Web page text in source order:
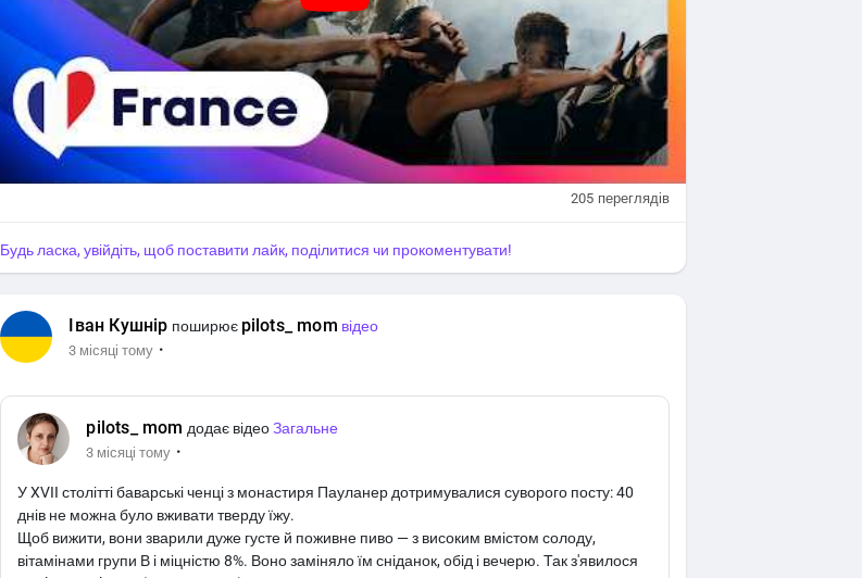
205 переглядів
Будь ласка, увійдіть, щоб поставити лайк, поділитися чи прокоментувати!
Іван Кушнір поширює pilots_ mom відео
3 місяці тому ·
pilots_ mom додає відеоЗагальне
3 місяці тому ·
У XVII столітті баварські ченці з монастиря Пауланер дотримувалися суворого посту: 40
днів не можна було вживати тверду їжу.
Щоб вижити, вони зварили дуже густе й поживне пиво — з високим вмістом солоду,
вітамінами групи В і міцністю 8%. Воно заміняло їм сніданок, обід і вечерю. Так з'явилося